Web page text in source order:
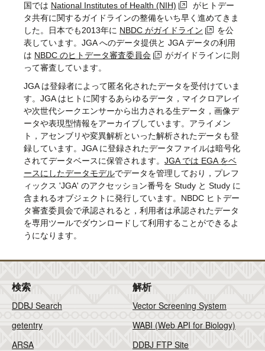
国では National Institutes of Health (NIH)
がヒトデー
タ共有に関するガイドラインの整備をいち早く進めてきま
した。日本でも2013年に NBDC がガイドライン
を公
表しています。JGA へのデータ提供と JGA データの利用
は NBDC のヒトデータ審査委員会
がガイドラインに則
って審査しています。
JGA は登録者によって匿名化されたデータを受付けていま
す。JGA はヒトに関するあらゆるデータ，マイクロアレイ
や次世代シークエンサーから出力される生データ，画像デ
ータや表現型情報をアーカイブしています。アライメン
ト，アセンブリや変異解析といった解析されたデータも登
録しています。JGA に登録されたデータファイルは暗号化
されてデータベースに保管されます。 JGA では EGA をベ
ースにしたデータモデルでデータを管理しており，プレフ
ィックス 'JGA' のアクセッション番号を Study と Study に
含まれるオブジェクトに発行しています。NBDC ヒトデー
タ審査委員会で承認されると，利用者は承認されたデータ
を専用ツールでダウンロードして利用することができるよ
うになります。
検索
DDBJ Search
getentry
ARSA
解析
Vector Screening System
WABI (Web API for Biology)
DDBJ FTP Site